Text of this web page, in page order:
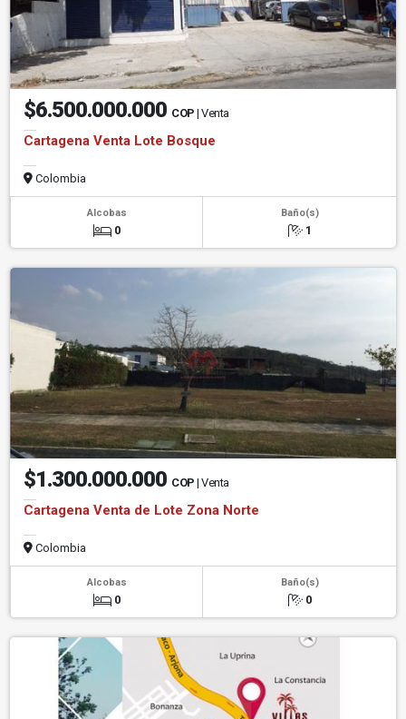
$6.500.000.000 COP | Venta
Cartagena Venta Lote Bosque
Colombia
Alcobas
0
Baño(s)
1
$1.300.000.000 COP | Venta
Cartagena Venta de Lote Zona Norte
Colombia
Alcobas
0
Baño(s)
0